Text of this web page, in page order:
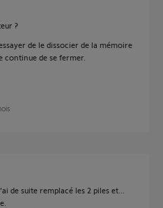
?
de le dissocier de la mémoire
continue de se fermer.
de suite remplacé les 2 piles et...